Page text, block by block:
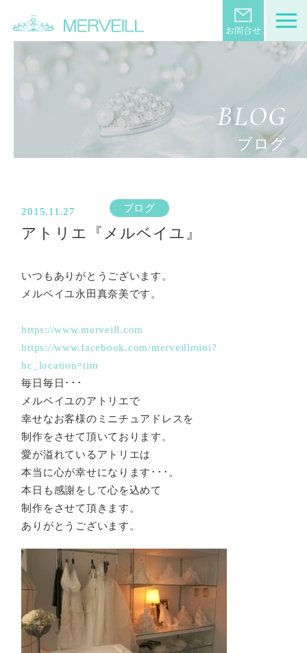
BLOG
ブログ
2015.11.27 ブログ
アトリエ『メルベイユ』
いつもありがとうございます。
メルベイユ永田真奈美です。
https://www.merveill.com
https://www.facebook.com/merveillmini?
hc_location=tim
毎日毎日･･･
メルベイユのアトリエで
幸せなお客様のミニチュアドレスを
制作をさせて頂いております。
愛が溢れているアトリエは
本当に心が幸せになります･･･。
本日も感謝をして心を込めて
制作をさせて頂きます。
ありがとうございます。